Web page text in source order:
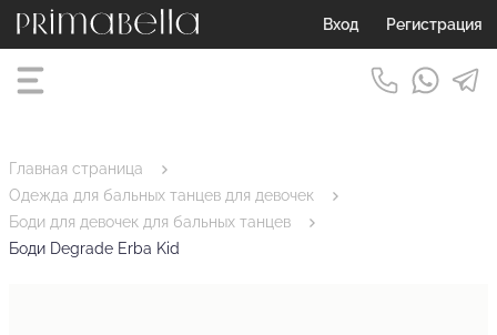
Вход Регистрация
Главная страница
Одежда для бальных танцев для девочек
Боди для девочек для бальных танцев
Боди Degrade Erba Kid